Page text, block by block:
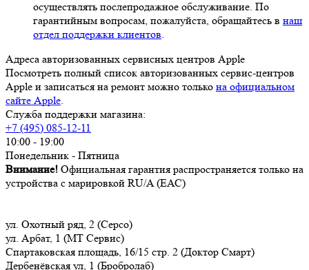
осуществлять послепродажное обслуживание. По
гарантийным вопросам, пожалуйста, обращайтесь в наш
отдел поддержки клиентов.
Адреса авторизованных сервисных центров Apple
Посмотреть полный список авторизованных сервис-центров
Apple и записаться на ремонт можно только на официальном
сайте Apple.
Служба поддержки магазина:
+7 (495) 085-12-11
10:00 - 19:00
Понедельник - Пятница
Внимание! Официальная гарантия распространяется только на
устройства с марировкой RU/A (ЕАС)
ул. Охотный ряд, 2 (Серсо)
ул. Арбат, 1 (МТ Сервис)
Спартаковская площадь, 16/15 стр. 2 (Доктор Смарт)
Дербенёвская ул, 1 (Бробролаб)